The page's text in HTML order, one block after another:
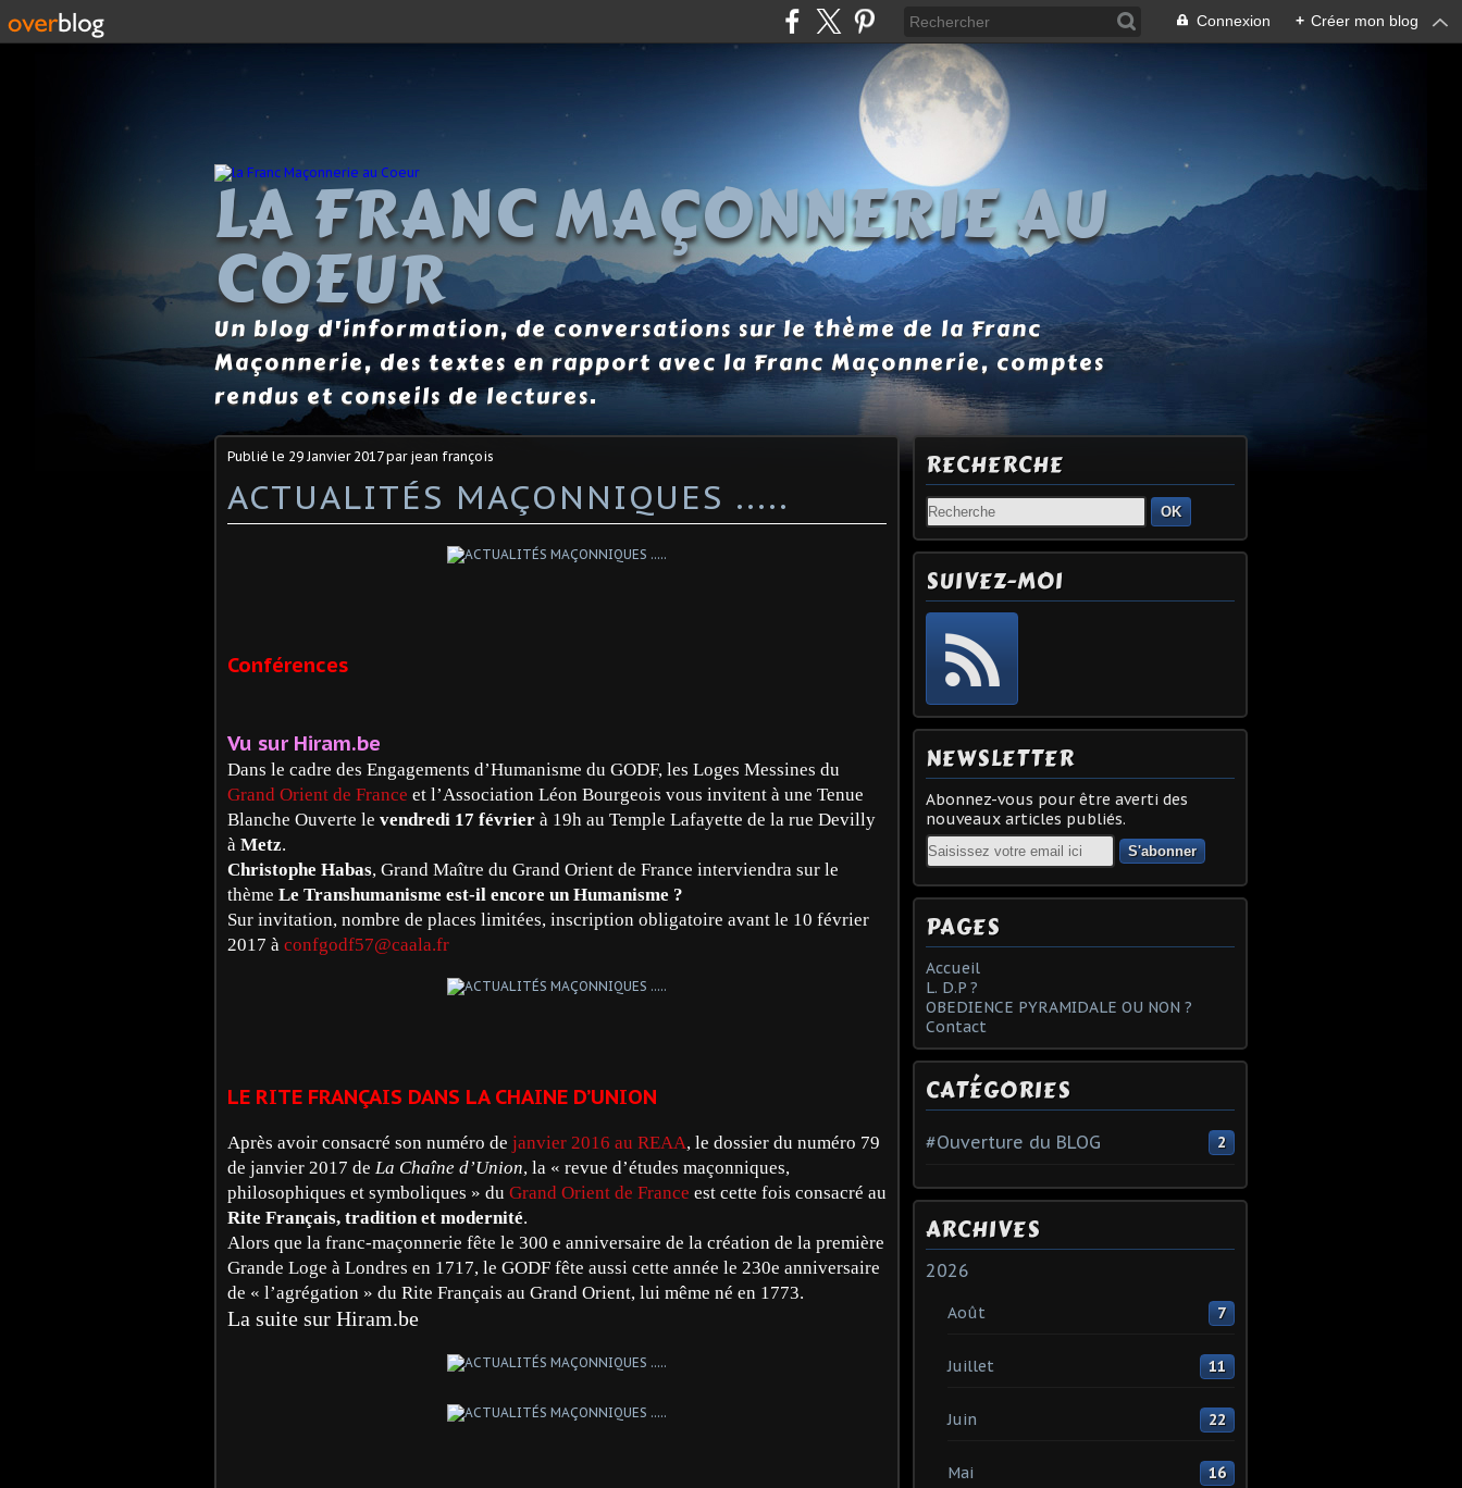
Connexion + Créer mon blog
LA FRANC MAÇONNERIE AU
COEUR
Un blog d'information, de conversations sur le thème de la Franc
Maçonnerie, des textes en rapport avec la Franc Maçonnerie, comptes
rendus et conseils de lectures.
Publié le 29 Janvier 2017par jean françois
ACTUALITÉS MAÇONNIQUES .....
Conférences
Vu sur Hiram.be
Dans le cadre des Engagements d’Humanisme du GODF, les Loges Messines du
Grand Orient de France et l’Association Léon Bourgeois vous invitent à une Tenue
Blanche Ouverte le vendredi 17 février à 19h au Temple Lafayette de la rue Devilly
à Metz.
Christophe Habas, Grand Maître du Grand Orient de France interviendra sur le
thème Le Transhumanisme est-il encore un Humanisme ?
Sur invitation, nombre de places limitées, inscription obligatoire avant le 10 février
2017 à confgodf57@caala.fr
LE RITE FRANÇAIS DANS LA CHAINE D’UNION
Après avoir consacré son numéro de janvier 2016 au REAA, le dossier du numéro 79
de janvier 2017 de La Chaîne d’Union, la « revue d’études maçonniques,
philosophiques et symboliques » du Grand Orient de France est cette fois consacré au
Rite Français, tradition et modernité.
Alors que la franc-maçonnerie fête le 300 e anniversaire de la création de la première
Grande Loge à Londres en 1717, le GODF fête aussi cette année le 230e anniversaire
de « l’agrégation » du Rite Français au Grand Orient, lui même né en 1773.
La suite sur Hiram.be
RECHERCHE
OK
SUIVEZ-MOI
NEWSLETTER
Abonnez-vous pour être averti des
nouveaux articles publiés.
Email
PAGES
Accueil
L. D.P ?
OBEDIENCE PYRAMIDALE OU NON ?
Contact
CATÉGORIES
#Ouverture du BLOG 2
ARCHIVES
2026
Août 7
Juillet 11
Juin 22
Mai 16